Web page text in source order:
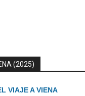
(2025)
VIAJE A VIENA